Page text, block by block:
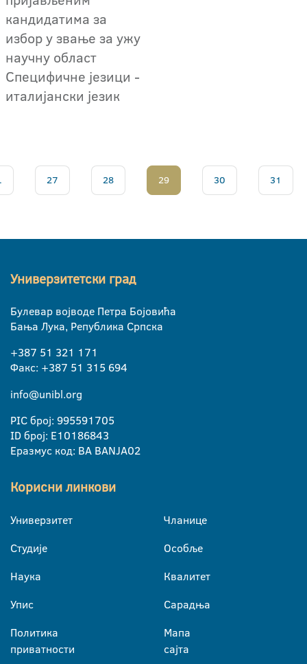
кандидатима за
избор у звање за ужу
научну област
Специфичне језици -
италијански језик
27 28 29 30 31
Универзитетски град
Булевар војводе Петра Бојовића
Бања Лука, Република Српска
+387 51 321 171
Факс: +387 51 315 694
info@unibl.org
PIC број: 995591705
ID број: E10186843
Еразмус код: BA BANJA02
Корисни линкови
Универзитет
Студије
Наука
Упис
Политика
приватности
Чланице
Особље
Квалитет
Сарадња
Мапа
сајта